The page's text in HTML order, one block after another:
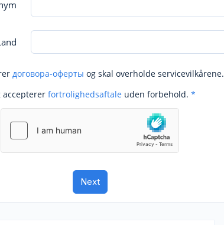
договора-оферты og skal overholde servicevilkårene.
accepterer fortrolighedsaftale uden forbehold. *